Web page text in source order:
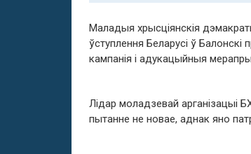
Маладыя хрысціянскія
ўступлення Беларусі ў
кампанія і адукацыйныя
Лідар моладзевай арганізацыі
пытанне не новае, аднак яно